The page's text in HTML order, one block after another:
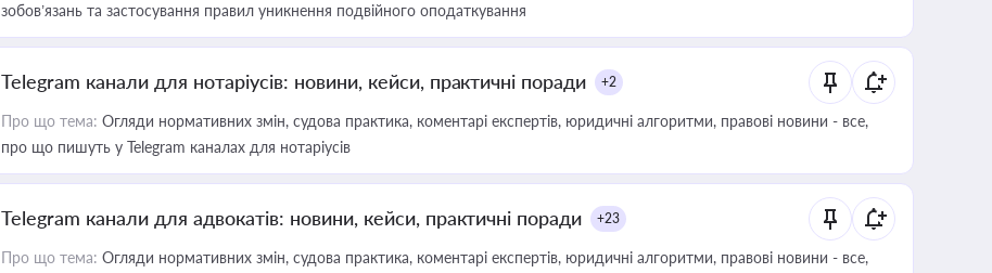
зобов’язань та застосування правил уникнення подвійного оподаткування
Telegram канали для нотаріусів: новини, кейси, практичні поради +2
Про що тема: Огляди нормативних змін, судова практика, коментарі експертів, юридичні алгоритми, правові новини - все,
про що пишуть у Telegram каналах для нотаріусів
Telegram канали для адвокатів: новини, кейси, практичні поради +23
Про що тема: Огляди нормативних змін, судова практика, коментарі експертів, юридичні алгоритми, правові новини - все,